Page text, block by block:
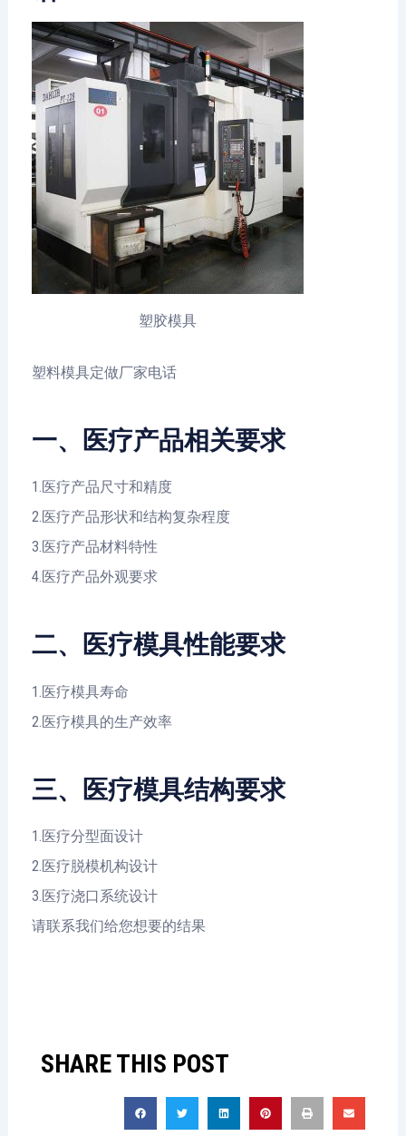
塑胶模具
塑料模具定做厂家电话
一、医疗产品相关要求
1.医疗产品尺寸和精度
2.医疗产品形状和结构复杂程度
3.医疗产品材料特性
4.医疗产品外观要求
二、医疗模具性能要求
1.医疗模具寿命
2.医疗模具的生产效率
三、医疗模具结构要求
1.医疗分型面设计
2.医疗脱模机构设计
3.医疗浇口系统设计
请联系我们给您想要的结果
SHARE THIS POST